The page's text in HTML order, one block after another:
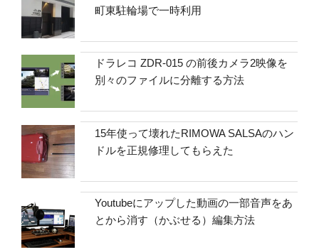
町東駐輪場で一時利用
ドラレコ ZDR-015 の前後カメラ2映像を
別々のファイルに分離する方法
15年使って壊れたRIMOWA SALSAのハン
ドルを正規修理してもらえた
Youtubeにアップした動画の一部音声をあ
とから消す（かぶせる）編集方法